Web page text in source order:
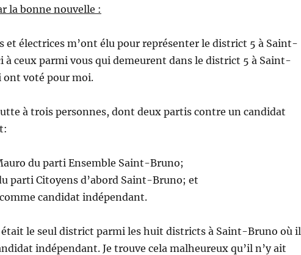
la bonne nouvelle :
et électrices m’ont élu pour représenter le district 5 à Saint-
à ceux parmi vous qui demeurent dans le district 5 à Saint-
ont voté pour moi.
à trois personnes, dont deux partis contre un candidat
du parti Ensemble Saint-Bruno;
parti Citoyens d’abord Saint-Bruno; et
candidat indépendant.
le seul district parmi les huit districts à Saint-Bruno où il
indépendant. Je trouve cela malheureux qu’il n’y ait